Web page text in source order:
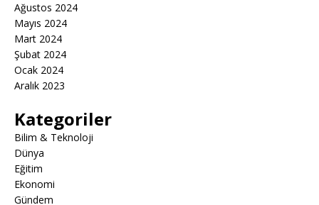
Ağustos 2024
Mayıs 2024
Mart 2024
Şubat 2024
Ocak 2024
Aralık 2023
Kategoriler
Bilim & Teknoloji
Dünya
Eğitim
Ekonomi
Gündem